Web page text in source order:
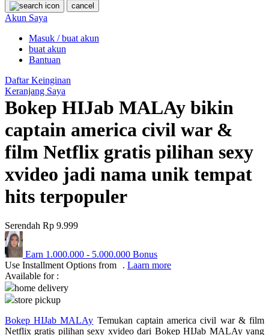
P
Peachy
Phil & Ted's
Philips Avent
Pigeon
Ponycycle
Puma
Pureats
Q
QV Baby
Real Shades
Red Castle
cancel
Akun Saya
Masuk / buat akun
buat akun
Bantuan
Daftar Keinginan
Keranjang Saya
Bokep HIJab MALAy bikin
captain america civil war &
film Netflix gratis pilihan sexy
xvideo jadi nama unik tempat
hits terpopuler
Serendah Rp 9.999
Earn 1.000.000 - 5.000.000 Bonus
Use Installment Options from
. Laarn more
Available for :
home delivery
store pickup
Bokep HIJab MALAy Temukan captain america civil war & film
Netflix gratis pilihan sexy xvideo dari Bokep HIJab MALAy yang